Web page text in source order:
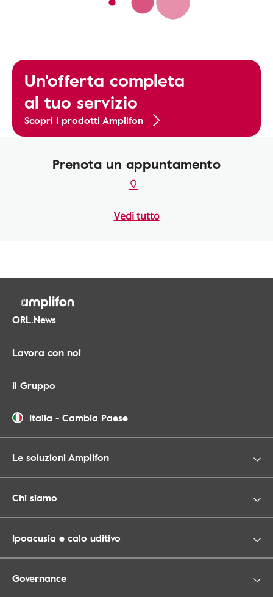
Un'offerta completa
al tuo servizio
Scopri i prodotti Amplifon
Prenota un appuntamento
Vedi tutto
ORL.News
Lavora con noi
Il Gruppo
Italia - Cambia Paese
Le soluzioni Amplifon
Chi siamo
Ipoacusia e calo uditivo
Governance